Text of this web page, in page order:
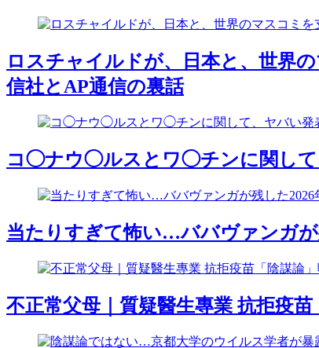
ロスチャイルドが、日本と、世界
信社とAP通信の裏話
コ◯ナウ◯ルスとワ◯チンに関し
当たりすぎて怖い…ババヴァンガが
不正常父母｜質疑醫生專業 抗拒疫